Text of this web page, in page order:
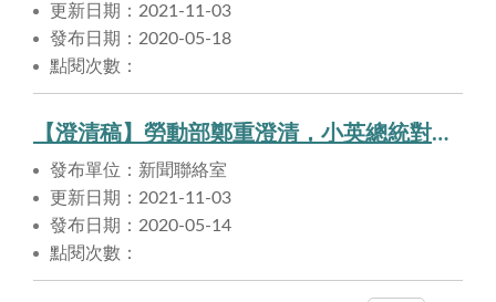
更新日期：2021-11-03
發布日期：2020-05-18
點閱次數：
【澄清稿】勞動部鄭重澄清，小英總統對照扶國道收費員補貼及協助的承諾，並無跳票。
發布單位：新聞聯絡室
更新日期：2021-11-03
發布日期：2020-05-14
點閱次數：